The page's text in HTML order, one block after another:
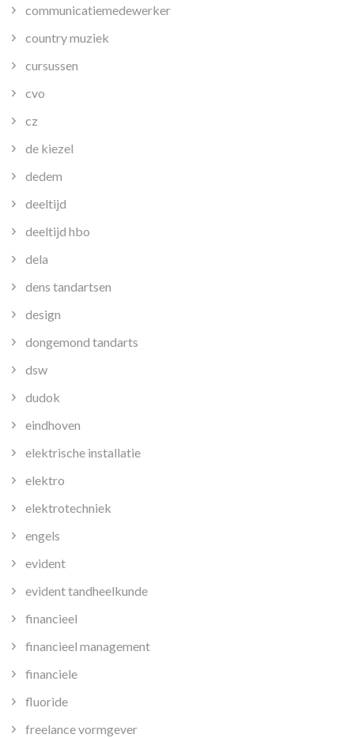
communicatiemedewerker
country muziek
cursussen
cvo
cz
de kiezel
dedem
deeltijd
deeltijd hbo
dela
dens tandartsen
design
dongemond tandarts
dsw
dudok
eindhoven
elektrische installatie
elektro
elektrotechniek
engels
evident
evident tandheelkunde
financieel
financieel management
financiele
fluoride
freelance vormgever